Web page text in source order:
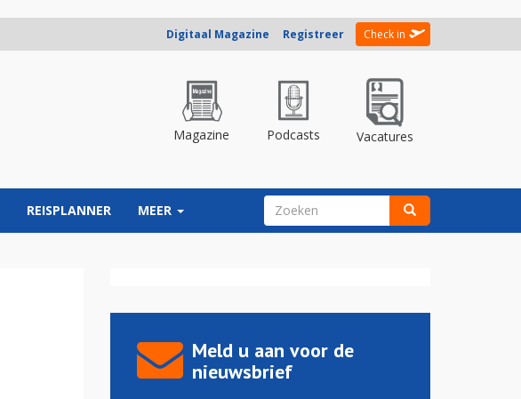
Digitaal Magazine Registreer Check in
Magazine Podcasts Vacatures
REISPLANNER MEER ZOEKVELD
Meld u aan voor de
nieuwsbrief